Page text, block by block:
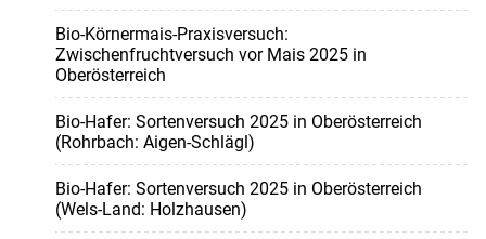
Bio-Körnermais-Praxisversuch:
Zwischenfruchtversuch vor Mais 2025 in
Oberösterreich
Bio-Hafer: Sortenversuch 2025 in Oberösterreich
(Rohrbach: Aigen-Schlägl)
Bio-Hafer: Sortenversuch 2025 in Oberösterreich
(Wels-Land: Holzhausen)